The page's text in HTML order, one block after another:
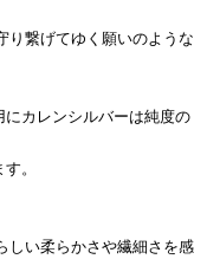
り繋げてゆく願いのような
カレンシルバーは純度の
。
しい柔らかさや繊細さを感